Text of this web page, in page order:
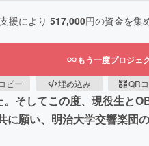
援により 517,000円の資金を集
もう一度プロジェ
ピー 埋め込み QR
そしてこの度、現役生と
願い、明治大学交響楽団